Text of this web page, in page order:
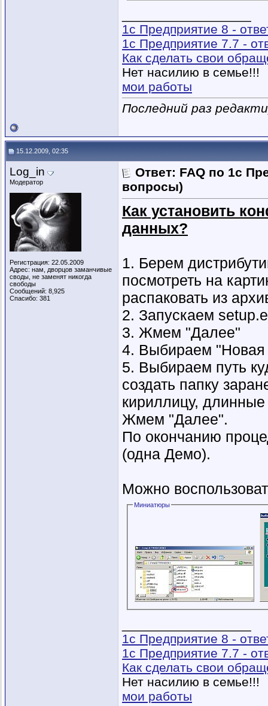
1с Предприятие 8 -
1с Предприятие 7.7 -
Как сделать свои
Нет насилию в семье!!!
мои работы
Последний раз
15.12.2009, 02:35
Log_in
Модератор
Регистрация: 22.05.2009
Адрес: нам, дворцов заманчивые
своды, не заменят никогда
свободы
Сообщений: 8,925
Спасибо: 381
Ответ: FAQ по 1с
вопросы)
Как установить
данных?
1. Берем
посмотреть на
распаковать из
2. Запускаем
3. Жмем "Далее"
4. Выбираем "Новая
5. Выбираем путь
создать папку
кириллицу,
Жмем "Далее".
По окончанию
(одна Демо).
Можно
Миниатюры
1с Предприятие 8 -
1с Предприятие 7.7 -
Как сделать свои
Нет насилию в семье!!!
мои работы